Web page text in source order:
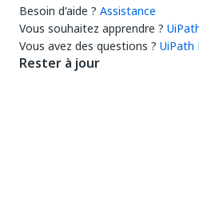
Besoin d'aide ? Assistance
Vous souhaitez apprendre ?
Vous avez des questions ? UiPath
Rester à jour